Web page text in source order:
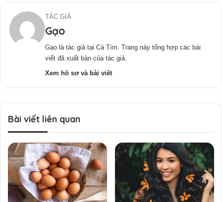
TÁC GIẢ
Gạo
Gạo là tác giả tại Cà Tím. Trang này tổng hợp các bài
viết đã xuất bản của tác giả.
Xem hồ sơ và bài viết
Bài viết liên quan